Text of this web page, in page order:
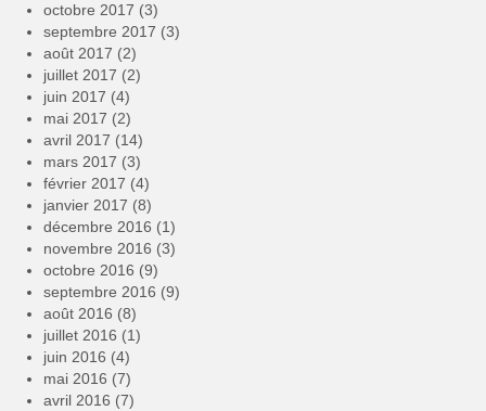
octobre 2017 (3)
septembre 2017 (3)
août 2017 (2)
juillet 2017 (2)
juin 2017 (4)
mai 2017 (2)
avril 2017 (14)
mars 2017 (3)
février 2017 (4)
janvier 2017 (8)
décembre 2016 (1)
novembre 2016 (3)
octobre 2016 (9)
septembre 2016 (9)
août 2016 (8)
juillet 2016 (1)
juin 2016 (4)
mai 2016 (7)
avril 2016 (7)